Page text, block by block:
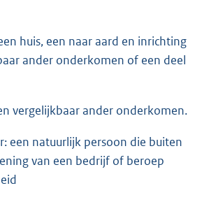
huis, een naar aard en inrichting
ander onderkomen of een deel
vergelijkbaar ander onderkomen.
een natuurlijk persoon die buiten
van een bedrijf of beroep